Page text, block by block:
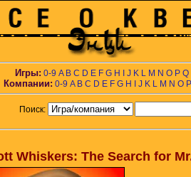
Игры: 0-9 A B C D E F G H J K L M N O P Q
Компании: 0-9 A B C D E F G H J K L M N O P
Поиск:
Whiskers: The Search for